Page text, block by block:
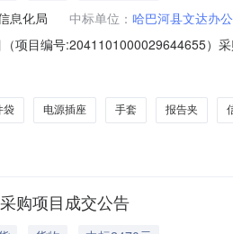
息化局 中标单位： 哈巴河县文达办
项目编号:2041101000029644655）
吾尔自治区阿勒泰地区哈巴河县报价
袋 电源插座 手套 报告夹
购项目成交公告